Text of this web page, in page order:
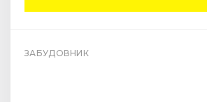
ЗАБУДОВНИК